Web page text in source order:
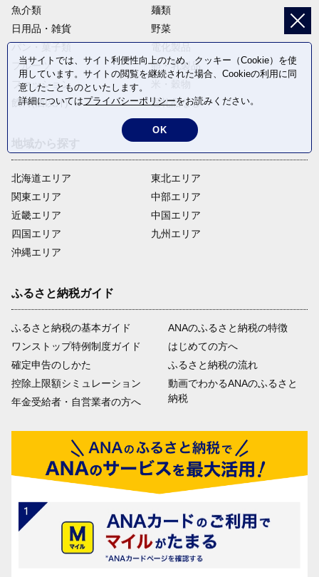
魚介類
麺類
日用品・雑貨
野菜
フルーツ
卵・乳製品
ファッション
飲料(酒以外)
返礼品なし
北海道エリア
関東エリア
近畿エリア
四国エリア
沖縄エリア
東北エリア
中部エリア
中国エリア
九州エリア
ふるさと納税ガイド
ふるさと納税の基本ガイド
ワンストップ特例制度ガイド
確定申告のしかた
控除上限額シミュレーション
年金受給者・自営業者の方へ
ANAのふるさと納税の特徴
はじめての方へ
ふるさと納税の流れ
動画でわかるANAのふるさと
納税
当サイトでは、サイト利便性向上のため、クッキー（Cookie）を使
用しています。サイトの閲覧を継続された場合、Cookieの利用に同
意したことものといたします。
詳細についてはプライバシーポリシーをお読みください。
OK